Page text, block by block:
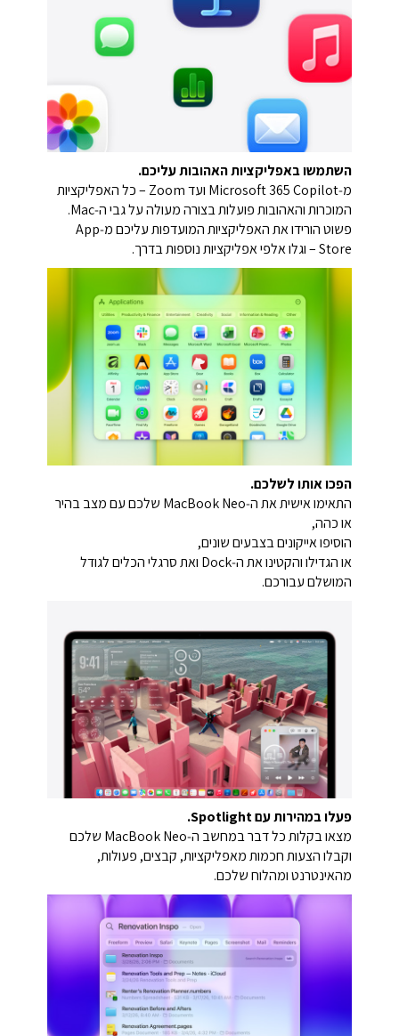
השתמשו באפליקציות האהובות עליכם.
מ‑Microsoft 365 Copilot ועד Zoom – כל האפליקציות
המוכרות והאהובות פועלות בצורה מעולה על גבי ה‑Mac.
פשוט הורידו את האפליקציות המועדפות עליכם מ‑App
Store – וגלו אלפי אפליקציות נוספות בדרך.
הפכו אותו לשלכם.
התאימו אישית את ה‑MacBook Neo שלכם עם מצב בהיר
או כהה,
הוסיפו אייקונים בצבעים שונים,
או הגדילו והקטינו את ה‑Dock ואת סרגלי הכלים לגודל
המושלם עבורכם.
פעלו במהירות עם Spotlight.
מצאו בקלות כל דבר במחשב ה‑MacBook Neo שלכם
וקבלו הצעות חכמות מאפליקציות, קבצים, פעולות,
מהאינטרנט ומהלוח שלכם.